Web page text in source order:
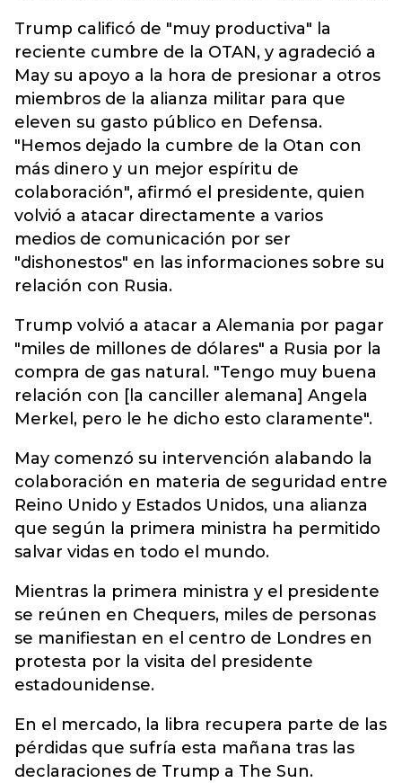
Trump calificó de "muy productiva" la
reciente cumbre de la OTAN, y agradeció a
May su apoyo a la hora de presionar a otros
miembros de la alianza militar para que
eleven su gasto público en Defensa.
"Hemos dejado la cumbre de la Otan con
más dinero y un mejor espíritu de
colaboración", afirmó el presidente, quien
volvió a atacar directamente a varios
medios de comunicación por ser
"dishonestos" en las informaciones sobre su
relación con Rusia.
Trump volvió a atacar a Alemania por pagar
"miles de millones de dólares" a Rusia por la
compra de gas natural. "Tengo muy buena
relación con [la canciller alemana] Angela
Merkel, pero le he dicho esto claramente".
May comenzó su intervención alabando la
colaboración en materia de seguridad entre
Reino Unido y Estados Unidos, una alianza
que según la primera ministra ha permitido
salvar vidas en todo el mundo.
Mientras la primera ministra y el presidente
se reúnen en Chequers, miles de personas
se manifiestan en el centro de Londres en
protesta por la visita del presidente
estadounidense.
En el mercado, la libra recupera parte de las
pérdidas que sufría esta mañana tras las
declaraciones de Trump a The Sun.